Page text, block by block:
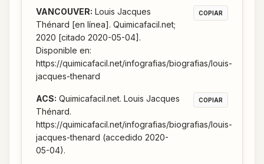
VANCOUVER: Louis Jacques
Thénard [en línea]. Quimicafacil.net;
2020 [citado 2020-05-04].
Disponible en:
https://quimicafacil.net/infografias/biografias/louis-
jacques-thenard
COPIAR
ACS: Quimicafacil.net. Louis Jacques
Thénard.
https://quimicafacil.net/infografias/biografias/louis-
jacques-thenard (accedido 2020-
05-04).
COPIAR